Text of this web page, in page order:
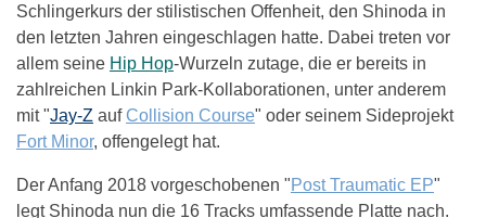
Schlingerkurs der stilistischen Offenheit, den Shinoda in
den letzten Jahren eingeschlagen hatte. Dabei treten vor
allem seine Hip Hop-Wurzeln zutage, die er bereits in
zahlreichen Linkin Park-Kollaborationen, unter anderem
mit "Jay-Z aufCollision Course" oder seinem Sideprojekt
Fort Minor, offengelegt hat.
Der Anfang 2018 vorgeschobenen "Post Traumatic EP"
legt Shinoda nun die 16 Tracks umfassende Platte nach.